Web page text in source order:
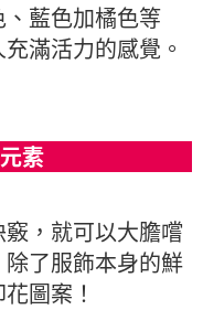
藍色加橘色等
滿活力的感覺。
素
，就可以大膽嚐
了服飾本身的鮮
圖案！